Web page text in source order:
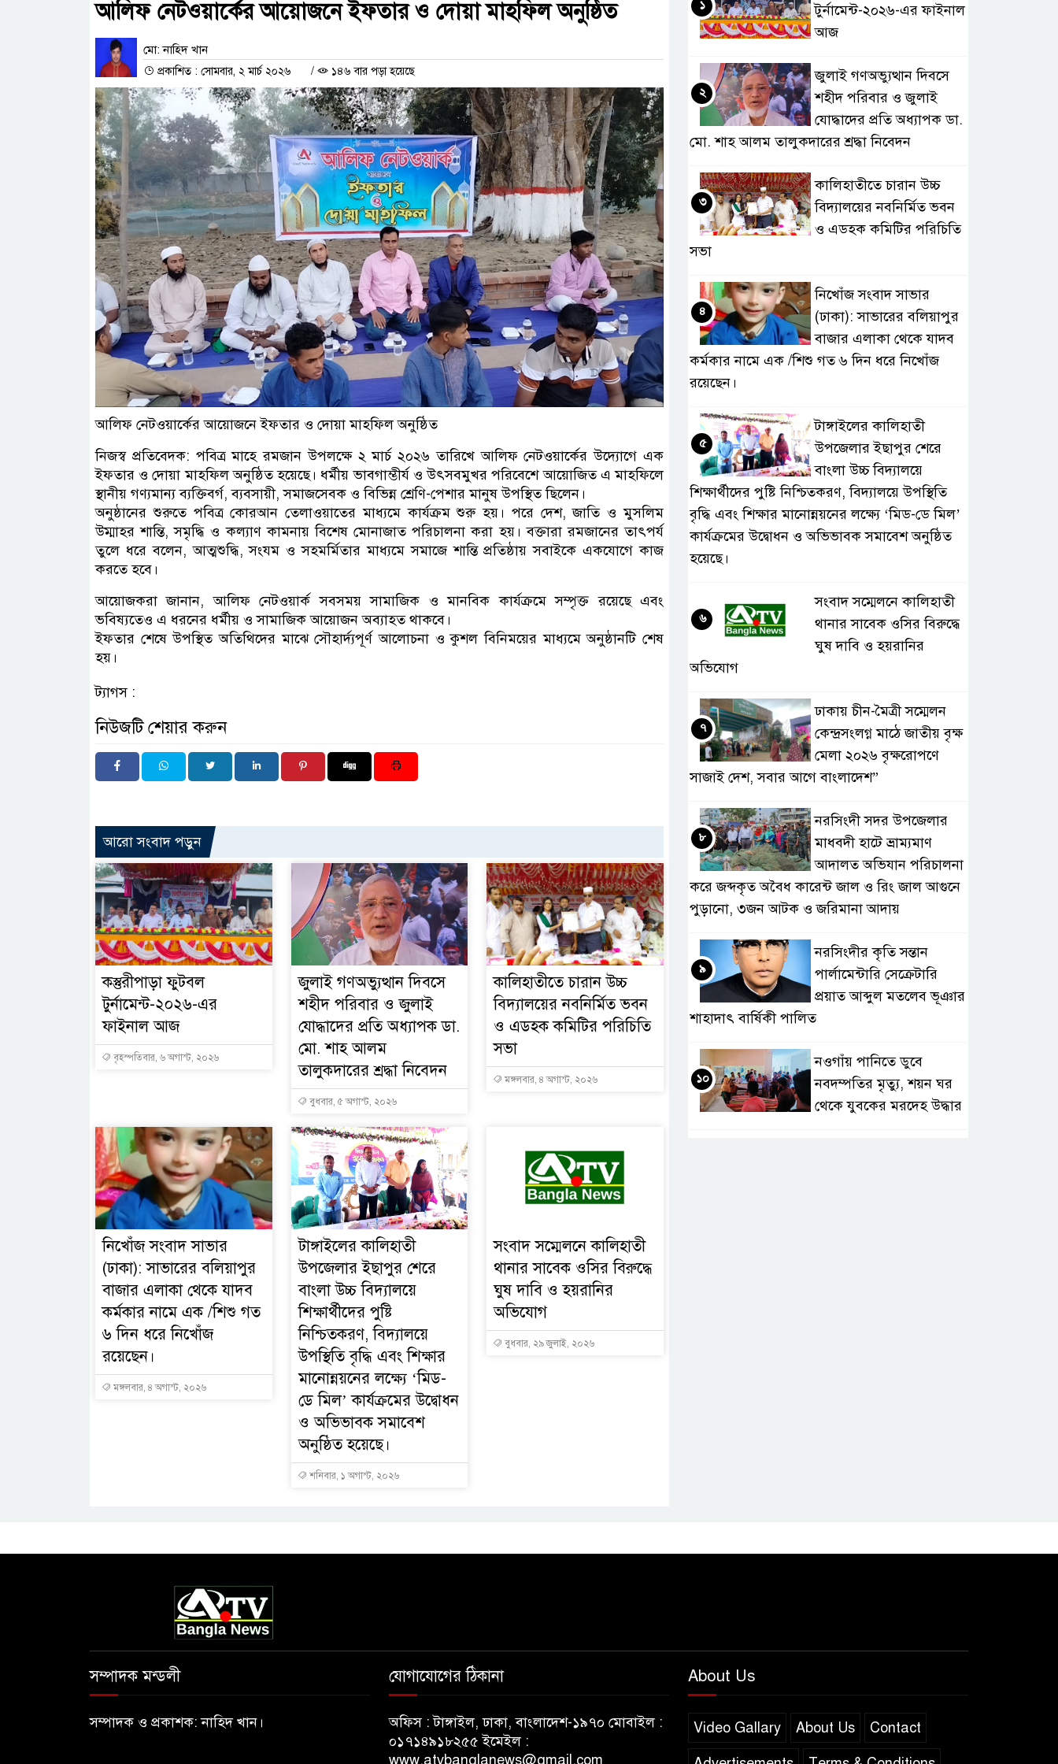
আলিফ নেটওয়ার্কের আয়োজনে ইফতার ও দোয়া মাহফিল অনুষ্ঠিত
মো: নাহিদ খান
প্রকাশিত : সোমবার, ২ মার্চ ২০২৬ / ১৪৬ বার পড়া হয়েছে
আলিফ নেটওয়ার্কের আয়োজনে ইফতার ও দোয়া মাহফিল অনুষ্ঠিত
নিজস্ব প্রতিবেদক: পবিত্র মাহে রমজান উপলক্ষে ২ মার্চ ২০২৬ তারিখে আলিফ নেটওয়ার্কের উদ্যোগে এক
ইফতার ও দোয়া মাহফিল অনুষ্ঠিত হয়েছে। ধর্মীয় ভাবগাম্ভীর্য ও উৎসবমুখর পরিবেশে আয়োজিত এ মাহফিলে
স্থানীয় গণ্যমান্য ব্যক্তিবর্গ, ব্যবসায়ী, সমাজসেবক ও বিভিন্ন শ্রেণি-পেশার মানুষ উপস্থিত ছিলেন।
অনুষ্ঠানের শুরুতে পবিত্র কোরআন তেলাওয়াতের মাধ্যমে কার্যক্রম শুরু হয়। পরে দেশ, জাতি ও মুসলিম
উম্মাহর শান্তি, সমৃদ্ধি ও কল্যাণ কামনায় বিশেষ মোনাজাত পরিচালনা করা হয়। বক্তারা রমজানের তাৎপর্য
তুলে ধরে বলেন, আত্মশুদ্ধি, সংযম ও সহমর্মিতার মাধ্যমে সমাজে শান্তি প্রতিষ্ঠায় সবাইকে একযোগে কাজ
করতে হবে।
আয়োজকরা জানান, আলিফ নেটওয়ার্ক সবসময় সামাজিক ও মানবিক কার্যক্রমে সম্পৃক্ত রয়েছে এবং
ভবিষ্যতেও এ ধরনের ধর্মীয় ও সামাজিক আয়োজন অব্যাহত থাকবে।
ইফতার শেষে উপস্থিত অতিথিদের মাঝে সৌহার্দ্যপূর্ণ আলোচনা ও কুশল বিনিময়ের মাধ্যমে অনুষ্ঠানটি শেষ
হয়।
ট্যাগস :
নিউজটি শেয়ার করুন
আরো সংবাদ পড়ুন
কস্তুরীপাড়া ফুটবল
টুর্নামেন্ট-২০২৬-এর
ফাইনাল আজ
বৃহস্পতিবার, ৬ অগাস্ট, ২০২৬
জুলাই গণঅভ্যুত্থান দিবসে
শহীদ পরিবার ও জুলাই
যোদ্ধাদের প্রতি অধ্যাপক ডা.
মো. শাহ আলম
তালুকদারের শ্রদ্ধা নিবেদন
বুধবার, ৫ অগাস্ট, ২০২৬
কালিহাতীতে চারান উচ্চ
বিদ্যালয়ের নবনির্মিত ভবন
ও এডহক কমিটির পরিচিতি
সভা
মঙ্গলবার, ৪ অগাস্ট, ২০২৬
নিখোঁজ সংবাদ সাভার
(ঢাকা): সাভারের বলিয়াপুর
বাজার এলাকা থেকে যাদব
কর্মকার নামে এক /শিশু গত
৬ দিন ধরে নিখোঁজ
রয়েছেন।
মঙ্গলবার, ৪ অগাস্ট, ২০২৬
টাঙ্গাইলের কালিহাতী
উপজেলার ইছাপুর শেরে
বাংলা উচ্চ বিদ্যালয়ে
শিক্ষার্থীদের পুষ্টি
নিশ্চিতকরণ, বিদ্যালয়ে
উপস্থিতি বৃদ্ধি এবং শিক্ষার
মানোন্নয়নের লক্ষ্যে ‘মিড-
ডে মিল’ কার্যক্রমের উদ্বোধন
ও অভিভাবক সমাবেশ
অনুষ্ঠিত হয়েছে।
শনিবার, ১ অগাস্ট, ২০২৬
সংবাদ সম্মেলনে কালিহাতী
থানার সাবেক ওসির বিরুদ্ধে
ঘুষ দাবি ও হয়রানির
অভিযোগ
বুধবার, ২৯ জুলাই, ২০২৬
টুর্নামেন্ট-২০২৬-এর ফাইনাল
আজ
১
জুলাই গণঅভ্যুত্থান দিবসে
শহীদ পরিবার ও জুলাই
যোদ্ধাদের প্রতি অধ্যাপক ডা.
মো. শাহ আলম তালুকদারের শ্রদ্ধা নিবেদন
২
কালিহাতীতে চারান উচ্চ
বিদ্যালয়ের নবনির্মিত ভবন
ও এডহক কমিটির পরিচিতি
সভা
৩
নিখোঁজ সংবাদ সাভার
(ঢাকা): সাভারের বলিয়াপুর
বাজার এলাকা থেকে যাদব
কর্মকার নামে এক /শিশু গত ৬ দিন ধরে নিখোঁজ
রয়েছেন।
৪
টাঙ্গাইলের কালিহাতী
উপজেলার ইছাপুর শেরে
বাংলা উচ্চ বিদ্যালয়ে
শিক্ষার্থীদের পুষ্টি নিশ্চিতকরণ, বিদ্যালয়ে উপস্থিতি
বৃদ্ধি এবং শিক্ষার মানোন্নয়নের লক্ষ্যে ‘মিড-ডে মিল’
কার্যক্রমের উদ্বোধন ও অভিভাবক সমাবেশ অনুষ্ঠিত
হয়েছে।
৫
সংবাদ সম্মেলনে কালিহাতী
থানার সাবেক ওসির বিরুদ্ধে
ঘুষ দাবি ও হয়রানির
অভিযোগ
৬
ঢাকায় চীন-মৈত্রী সম্মেলন
কেন্দ্রসংলগ্ন মাঠে জাতীয় বৃক্ষ
মেলা ২০২৬ বৃক্ষরোপণে
সাজাই দেশ, সবার আগে বাংলাদেশ”
৭
নরসিংদী সদর উপজেলার
মাধবদী হাটে ভ্রাম্যমাণ
আদালত অভিযান পরিচালনা
করে জব্দকৃত অবৈধ কারেন্ট জাল ও রিং জাল আগুনে
পুড়ানো, ৩জন আটক ও জরিমানা আদায়
৮
নরসিংদীর কৃতি সন্তান
পার্লামেন্টারি সেক্রেটারি
প্রয়াত আব্দুল মতলেব ভূঞার
শাহাদাৎ বার্ষিকী পালিত
৯
নওগাঁয় পানিতে ডুবে
নবদম্পতির মৃত্যু, শয়ন ঘর
থেকে যুবকের মরদেহ উদ্ধার
১০
সম্পাদক মন্ডলী
সম্পাদক ও প্রকাশক: নাহিদ খান।
যোগাযোগের ঠিকানা
অফিস : টাঙ্গাইল, ঢাকা, বাংলাদেশ-১৯৭০ মোবাইল :
০১৭১৪৯১৮২৫৫ ইমেইল :
www.atvbanglanews@gmail.com
About Us
Video Gallary About Us Contact